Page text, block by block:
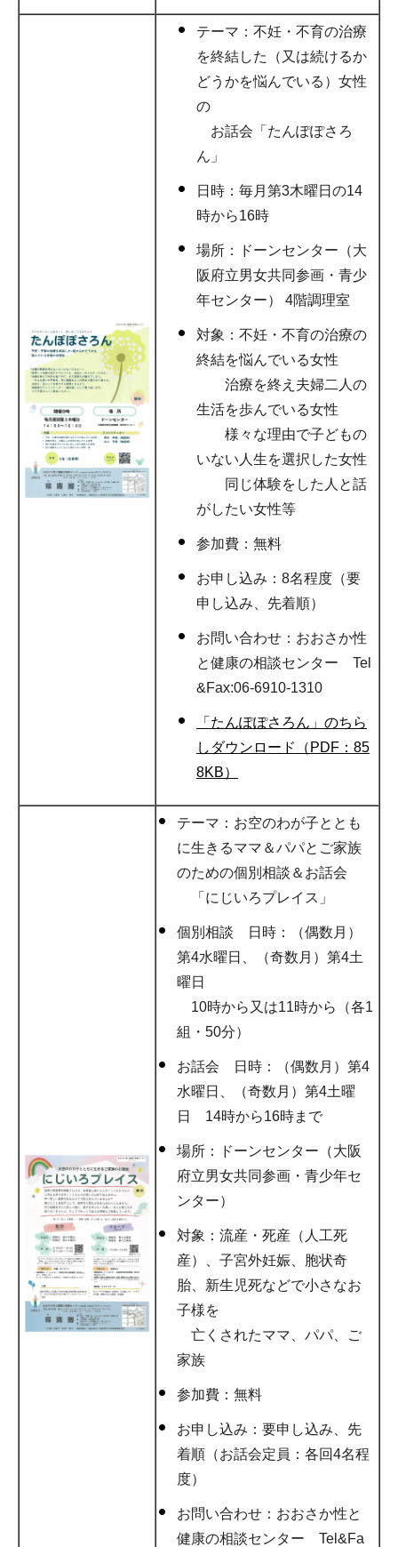
テーマ：不妊・不育の治療
を終結した（又は続けるか
どうかを悩んでいる）女性
の
お話会「たんぽぽさろ
ん」
日時：毎月第3木曜日の14
時から16時
場所：ドーンセンター（大
阪府立男女共同参画・青少
年センター） 4階調理室
対象：不妊・不育の治療の
終結を悩んでいる女性
治療を終え夫婦二人の
生活を歩んでいる女性
様々な理由で子どもの
いない人生を選択した女性
同じ体験をした人と話
がしたい女性等
参加費：無料
お申し込み：8名程度（要
申し込み、先着順）
お問い合わせ：おおさか性
と健康の相談センター Tel
&Fax:06-6910-1310
「たんぽぽさろん」のちら
しダウンロード（PDF：85
8KB）
テーマ：お空のわが子ととも
に生きるママ＆パパとご家族
のための個別相談＆お話会
「にじいろプレイス」
個別相談 日時：（偶数月）
第4水曜日、（奇数月）第4土
曜日
10時から又は11時から（各1
組・50分）
お話会 日時：（偶数月）第4
水曜日、（奇数月）第4土曜
日 14時から16時まで
場所：ドーンセンター（大阪
府立男女共同参画・青少年セ
ンター）
対象：流産・死産（人工死
産）、子宮外妊娠、胞状奇
胎、新生児死などで小さなお
子様を
亡くされたママ、パパ、ご
家族
参加費：無料
お申し込み：要申し込み、先
着順（お話会定員：各回4名程
度）
お問い合わせ：おおさか性と
健康の相談センター Tel&Fa